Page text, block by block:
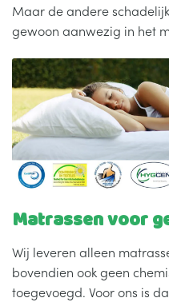
Maar de andere
gewoon aanwezig in het
Matrassen voor
Wij leveren alleen
bovendien ook geen
toegevoegd. Voor ons is